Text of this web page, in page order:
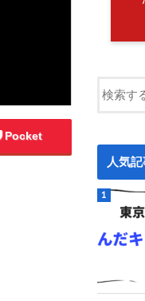
Pocket
人気